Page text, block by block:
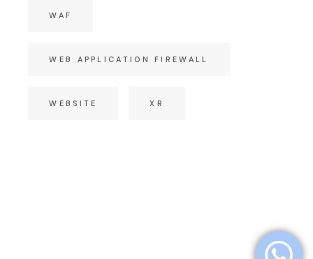
WAF
WEB APPLICATION FIREWALL
WEBSITE XR